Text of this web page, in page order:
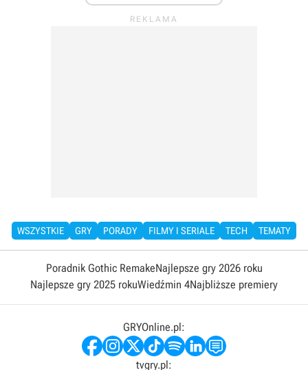
WSZYSTKIE GRY PORADY FILMY I SERIALE TECH TEMATY
Poradnik Gothic RemakeNajlepsze gry 2026 roku
Najlepsze gry 2025 rokuWiedźmin 4Najbliższe premiery
GRYOnline.pl:
tvgry.pl: